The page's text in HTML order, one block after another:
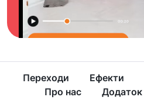
Переходи Ефекти
Про нас
Додаток